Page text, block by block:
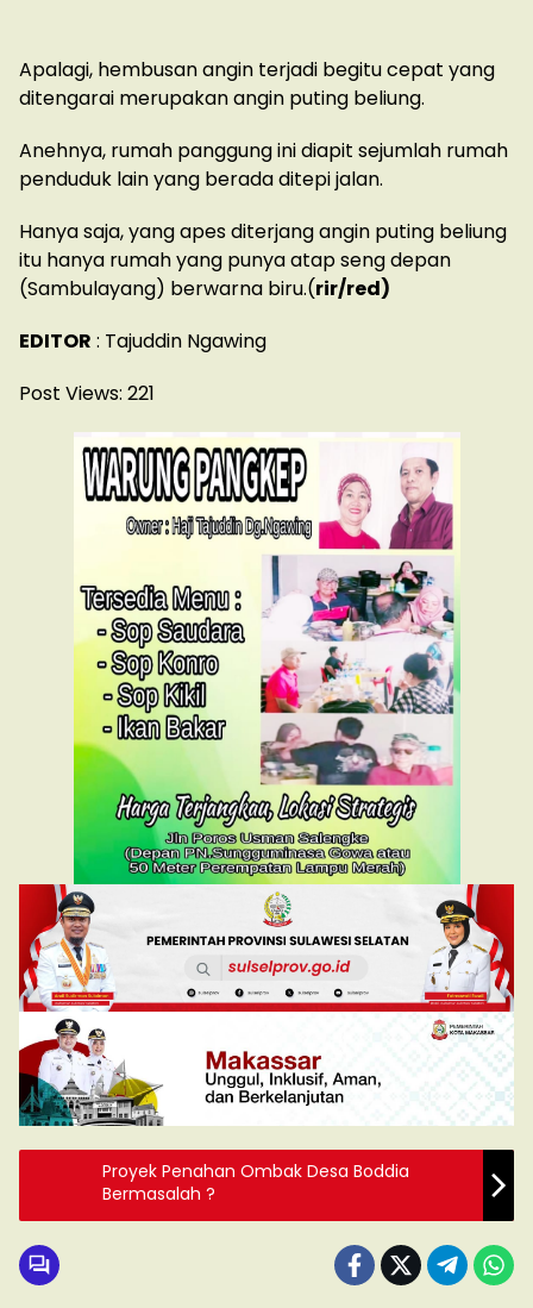
Apalagi, hembusan angin terjadi begitu cepat yang
ditengarai merupakan angin puting beliung.
Anehnya, rumah panggung ini diapit sejumlah rumah
penduduk lain yang berada ditepi jalan.
Hanya saja, yang apes diterjang angin puting beliung
itu hanya rumah yang punya atap seng depan
(Sambulayang) berwarna biru.(rir/red)
EDITOR : Tajuddin Ngawing
Post Views: 221
Proyek Penahan Ombak Desa Boddia
Bermasalah ?